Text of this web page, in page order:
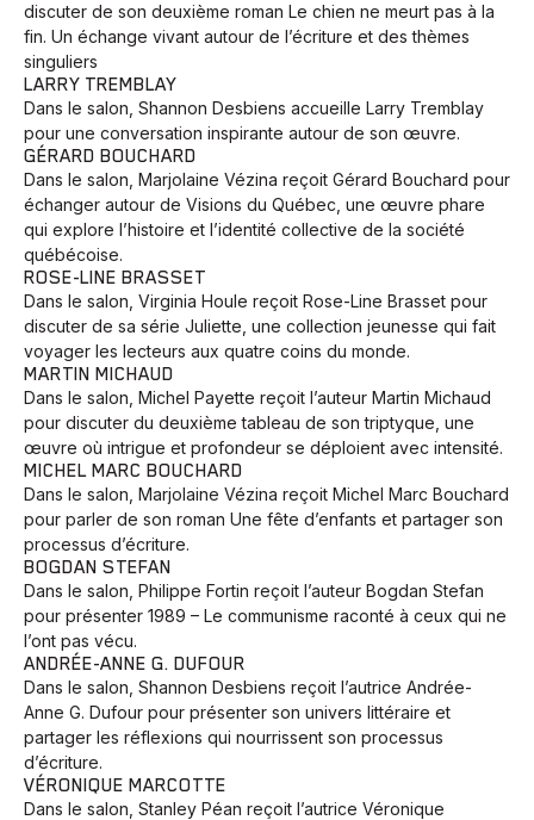
discuter de son deuxième roman Le chien ne meurt pas à la
fin. Un échange vivant autour de l’écriture et des thèmes
singuliers
LARRY TREMBLAY
Dans le salon, Shannon Desbiens accueille Larry Tremblay
pour une conversation inspirante autour de son œuvre.
GÉRARD BOUCHARD
Dans le salon, Marjolaine Vézina reçoit Gérard Bouchard pour
échanger autour de Visions du Québec, une œuvre phare
qui explore l’histoire et l’identité collective de la société
québécoise.
ROSE-LINE BRASSET
Dans le salon, Virginia Houle reçoit Rose-Line Brasset pour
discuter de sa série Juliette, une collection jeunesse qui fait
voyager les lecteurs aux quatre coins du monde.
MARTIN MICHAUD
Dans le salon, Michel Payette reçoit l’auteur Martin Michaud
pour discuter du deuxième tableau de son triptyque, une
œuvre où intrigue et profondeur se déploient avec intensité.
MICHEL MARC BOUCHARD
Dans le salon, Marjolaine Vézina reçoit Michel Marc Bouchard
pour parler de son roman Une fête d’enfants et partager son
processus d’écriture.
BOGDAN STEFAN
Dans le salon, Philippe Fortin reçoit l’auteur Bogdan Stefan
pour présenter 1989 – Le communisme raconté à ceux qui ne
l’ont pas vécu.
ANDRÉE-ANNE G. DUFOUR
Dans le salon, Shannon Desbiens reçoit l’autrice Andrée-
Anne G. Dufour pour présenter son univers littéraire et
partager les réflexions qui nourrissent son processus
d’écriture.
VÉRONIQUE MARCOTTE
Dans le salon, Stanley Péan reçoit l’autrice Véronique